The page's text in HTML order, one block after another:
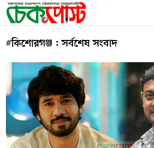
#কিশোরগঞ্জ : সর্বশেষ সংবাদ